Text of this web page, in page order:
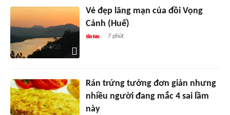
Vẻ đẹp lãng mạn của đồi Vọng
Cảnh (Huế)
7 phút
Rán trứng tưởng đơn giản nhưng
nhiều người đang mắc 4 sai lầm
này